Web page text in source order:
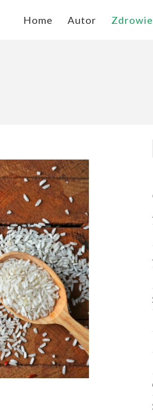
Home Autor Zdrowie